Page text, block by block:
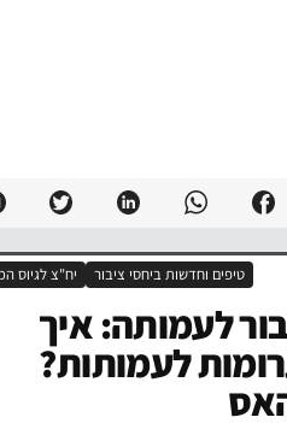
טיפים וחדשות ביחסי ציבור יח"צ לגיוס
לעמותה: איך
לעמותות?